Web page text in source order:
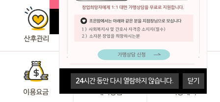
시간 동안 다시 열람하지 않습니다. 닫기
24시간 동안 다시 열람하지 않습니다. 닫기